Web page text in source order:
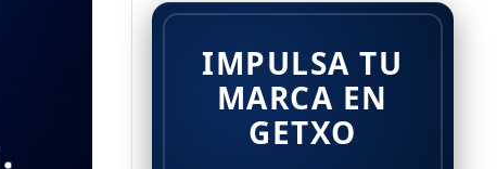
IMPULSA TU
MARCA EN
GETXO